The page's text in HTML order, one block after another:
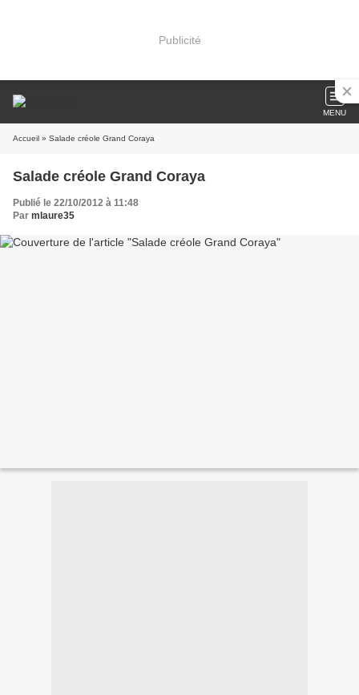
Publicité
MENU
Accueil » Salade créole Grand Coraya
Salade créole Grand Coraya
Publié le 22/10/2012 à 11:48
Par mlaure35